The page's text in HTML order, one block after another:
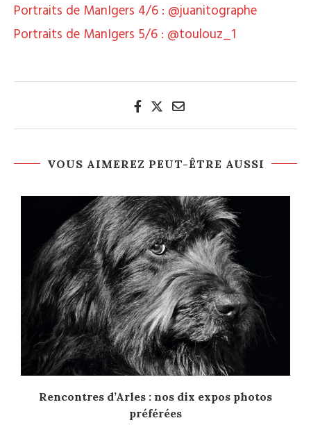
Portraits de ManIgers 4/6 : @juanitographe
Portraits de ManIgers 5/6 : @toulouz_1
VOUS AIMEREZ PEUT-ÊTRE AUSSI
Rencontres d’Arles : nos dix expos photos
préférées